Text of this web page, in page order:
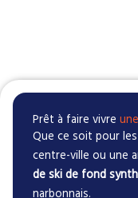
Prêt à faire vivre
Que ce soit pour
centre-ville ou une
de ski de fond
narbonnais.